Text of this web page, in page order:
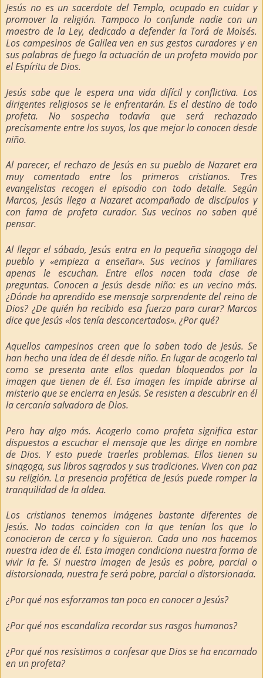
Jesús no es un sacerdote del Templo, ocupado en cuidar y
promover la religión. Tampoco lo confunde nadie con un
maestro de la Ley, dedicado a defender la Torá de Moisés.
Los campesinos de Galilea ven en sus gestos curadores y en
sus palabras de fuego la actuación de un profeta movido por
el Espíritu de Dios.
Jesús sabe que le espera una vida difícil y conflictiva. Los
dirigentes religiosos se le enfrentarán. Es el destino de todo
profeta. No sospecha todavía que será rechazado
precisamente entre los suyos, los que mejor lo conocen desde
niño.
Al parecer, el rechazo de Jesús en su pueblo de Nazaret era
muy comentado entre los primeros cristianos. Tres
evangelistas recogen el episodio con todo detalle. Según
Marcos, Jesús llega a Nazaret acompañado de discípulos y
con fama de profeta curador. Sus vecinos no saben qué
pensar.
Al llegar el sábado, Jesús entra en la pequeña sinagoga del
pueblo y «empieza a enseñar». Sus vecinos y familiares
apenas le escuchan. Entre ellos nacen toda clase de
preguntas. Conocen a Jesús desde niño: es un vecino más.
¿Dónde ha aprendido ese mensaje sorprendente del reino de
Dios? ¿De quién ha recibido esa fuerza para curar? Marcos
dice que Jesús «los tenía desconcertados». ¿Por qué?
Aquellos campesinos creen que lo saben todo de Jesús. Se
han hecho una idea de él desde niño. En lugar de acogerlo tal
como se presenta ante ellos quedan bloqueados por la
imagen que tienen de él. Esa imagen les impide abrirse al
misterio que se encierra en Jesús. Se resisten a descubrir en él
la cercanía salvadora de Dios.
Pero hay algo más. Acogerlo como profeta significa estar
dispuestos a escuchar el mensaje que les dirige en nombre
de Dios. Y esto puede traerles problemas. Ellos tienen su
sinagoga, sus libros sagrados y sus tradiciones. Viven con paz
su religión. La presencia profética de Jesús puede romper la
tranquilidad de la aldea.
Los cristianos tenemos imágenes bastante diferentes de
Jesús. No todas coinciden con la que tenían los que lo
conocieron de cerca y lo siguieron. Cada uno nos hacemos
nuestra idea de él. Esta imagen condiciona nuestra forma de
vivir la fe. Si nuestra imagen de Jesús es pobre, parcial o
distorsionada, nuestra fe será pobre, parcial o distorsionada.
¿Por qué nos esforzamos tan poco en conocer a Jesús?
¿Por qué nos escandaliza recordar sus rasgos humanos?
¿Por qué nos resistimos a confesar que Dios se ha encarnado
en un profeta?